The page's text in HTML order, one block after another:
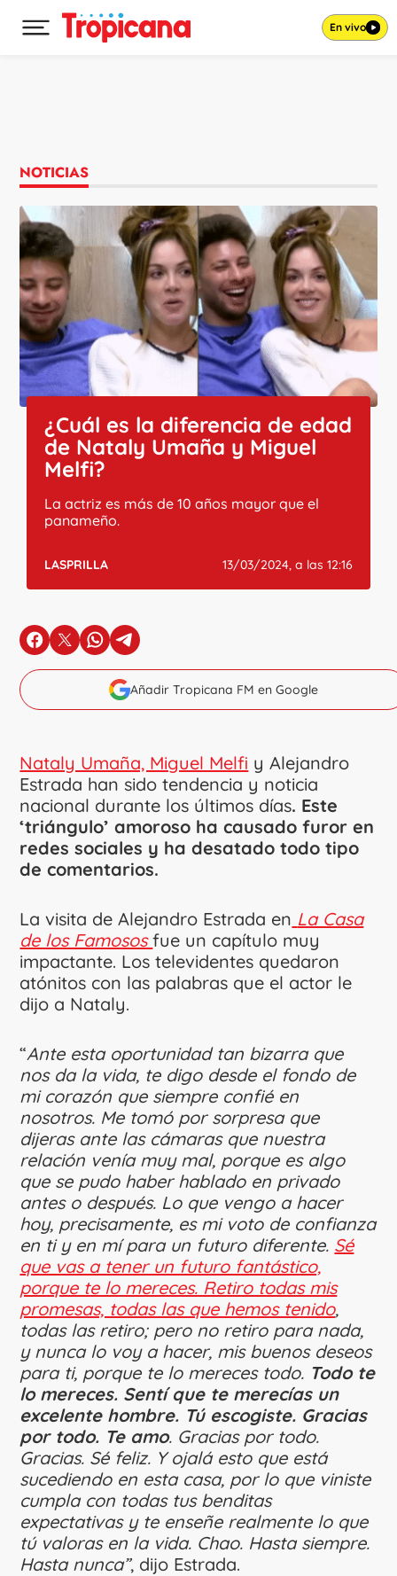
Desplegar menú principal En vivo
NOTICIAS
¿Cuál es la diferencia de edad
de Nataly Umaña y Miguel
Melfi?
La actriz es más de 10 años mayor que el
panameño.
LASPRILLA 13/03/2024, a las 12:16
en Facebook
en Xen Whatsapp
en Telegram
Añadir Tropicana FM en Google
Nataly Umaña, Miguel Melfi y Alejandro
Estrada han sido tendencia y noticia
nacional durante los últimos días. Este
‘triángulo’ amoroso ha causado furor en
redes sociales y ha desatado todo tipo
de comentarios.
La visita de Alejandro Estrada en La Casa
de los Famososfue un capítulo muy
impactante. Los televidentes quedaron
atónitos con las palabras que el actor le
dijo a Nataly.
“Ante esta oportunidad tan bizarra que
nos da la vida, te digo desde el fondo de
mi corazón que siempre confié en
nosotros. Me tomó por sorpresa que
dijeras ante las cámaras que nuestra
relación venía muy mal, porque es algo
que se pudo haber hablado en privado
antes o después. Lo que vengo a hacer
hoy, precisamente, es mi voto de confianza
en ti y en mí para un futuro diferente. Sé
que vas a tener un futuro fantástico,
porque te lo mereces. Retiro todas mis
promesas, todas las que hemos tenido,
todas las retiro; pero no retiro para nada,
y nunca lo voy a hacer, mis buenos deseos
para ti, porque te lo mereces todo. Todo te
lo mereces. Sentí que te merecías un
excelente hombre. Tú escogiste. Gracias
por todo. Te amo. Gracias por todo.
Gracias. Sé feliz. Y ojalá esto que está
sucediendo en esta casa, por lo que viniste
cumpla con todas tus benditas
expectativas y te enseñe realmente lo que
tú valoras en la vida. Chao. Hasta siempre.
Hasta nunca”, dijo Estrada.